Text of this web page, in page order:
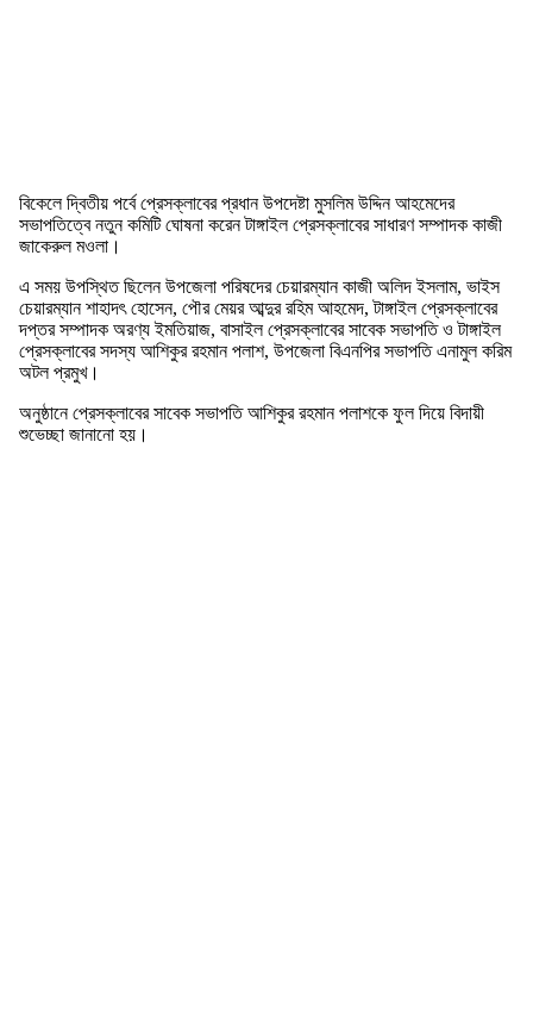
বিকেলে দ্বিতীয় পর্বে প্রেসক্লাবের প্রধান উপদেষ্টা মুসলিম উদ্দিন আহমেদের
সভাপতিত্বে নতুন কমিটি ঘোষনা করেন টাঙ্গাইল প্রেসক্লাবের সাধারণ সম্পাদক কাজী
জাকেরুল মওলা।
এ সময় উপস্থিত ছিলেন উপজেলা পরিষদের চেয়ারম্যান কাজী অলিদ ইসলাম, ভাইস
চেয়ারম্যান শাহাদৎ হোসেন, পৌর মেয়র আব্দুর রহিম আহমেদ, টাঙ্গাইল প্রেসক্লাবের
দপ্তর সম্পাদক অরণ্য ইমতিয়াজ, বাসাইল প্রেসক্লাবের সাবেক সভাপতি ও টাঙ্গাইল
প্রেসক্লাবের সদস্য আশিকুর রহমান পলাশ, উপজেলা বিএনপির সভাপতি এনামুল করিম
অটল প্রমুখ।
অনুষ্ঠানে প্রেসক্লাবের সাবেক সভাপতি আশিকুর রহমান পলাশকে ফুল দিয়ে বিদায়ী
শুভেচ্ছা জানানো হয়।